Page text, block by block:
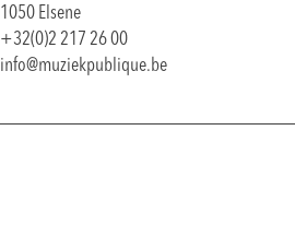
1050 Elsene
+32(0)2 217 26 00
info@muziekpublique.be